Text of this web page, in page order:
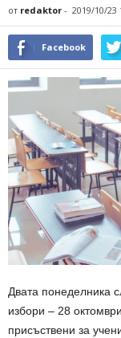
от redaktor - 2019/10/23
Facebook
Двата понеделника
избори – 28
присъствени за